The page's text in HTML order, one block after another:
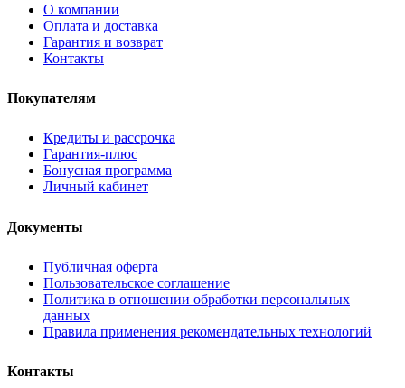
О компании
Оплата и доставка
Гарантия и возврат
Контакты
Покупателям
Кредиты и рассрочка
Гарантия-плюс
Бонусная программа
Личный кабинет
Документы
Публичная оферта
Пользовательское соглашение
Политика в отношении обработки персональных
данных
Правила применения рекомендательных технологий
Контакты